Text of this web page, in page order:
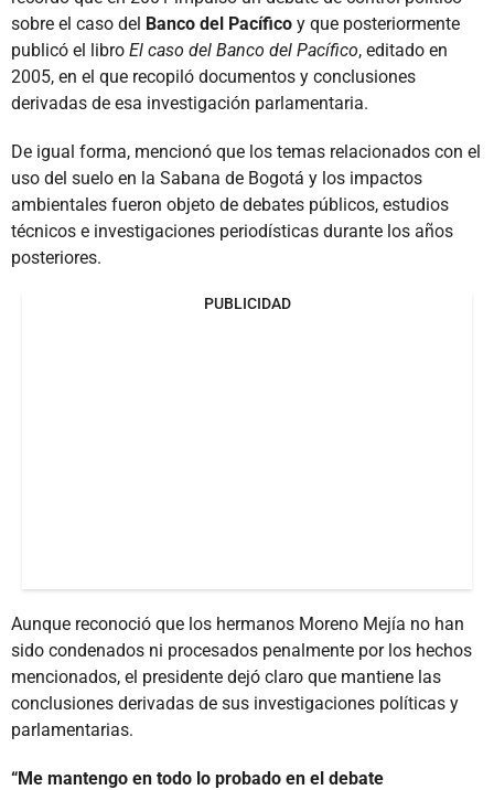
sobre el caso del Banco del Pacífico y que posteriormente
publicó el libro El caso del Banco del Pacífico, editado en
2005, en el que recopiló documentos y conclusiones
derivadas de esa investigación parlamentaria.
De igual forma, mencionó que los temas relacionados con el
uso del suelo en la Sabana de Bogotá y los impactos
ambientales fueron objeto de debates públicos, estudios
técnicos e investigaciones periodísticas durante los años
posteriores.
PUBLICIDAD
Aunque reconoció que los hermanos Moreno Mejía no han
sido condenados ni procesados penalmente por los hechos
mencionados, el presidente dejó claro que mantiene las
conclusiones derivadas de sus investigaciones políticas y
parlamentarias.
“Me mantengo en todo lo probado en el debate